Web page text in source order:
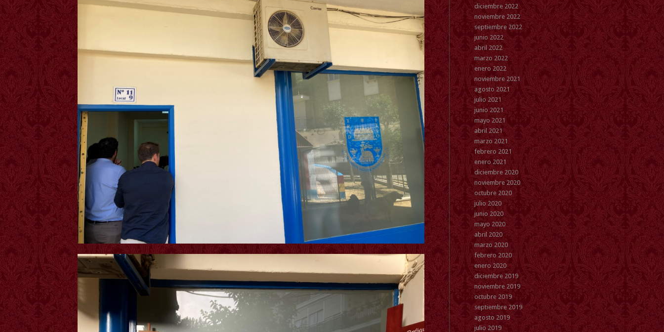
diciembre 2022
noviembre 2022
septiembre 2022
junio 2022
abril 2022
marzo 2022
enero 2022
noviembre 2021
agosto 2021
julio 2021
junio 2021
mayo 2021
abril 2021
marzo 2021
febrero 2021
enero 2021
diciembre 2020
noviembre 2020
octubre 2020
julio 2020
junio 2020
mayo 2020
abril 2020
marzo 2020
febrero 2020
enero 2020
diciembre 2019
noviembre 2019
octubre 2019
septiembre 2019
agosto 2019
julio 2019